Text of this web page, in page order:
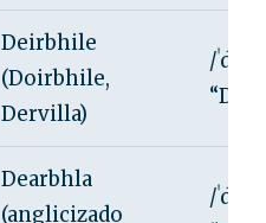
Deirbhile
(Doirbhile,
Dervilla)
/
Dearbhla
(anglicizado
/